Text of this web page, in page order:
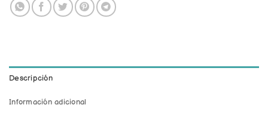
Descripción
Información adicional